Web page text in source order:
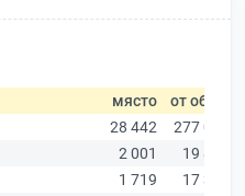
място от общо
28 442
277 019
2 001
19 882
1 719
17 349